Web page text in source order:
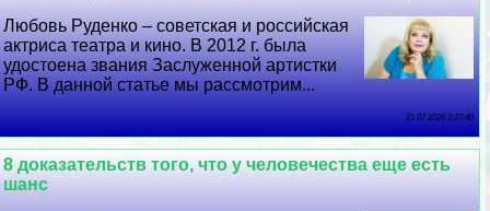
Любовь Руденко – советская и российская
актриса театра и кино. В 2012 г. была
удостоена звания Заслуженной артистки
РФ. В данной статье мы рассмотрим...
21 07 2026 2:37:40
8 доказательств того, что у человечества еще есть
шанс